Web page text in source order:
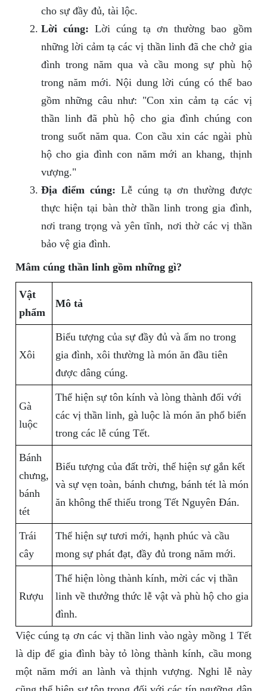
cho sự đầy đủ, tài lộc.
Lời cúng: Lời cúng tạ ơn thường bao gồm
những lời cảm tạ các vị thần linh đã che chở gia
đình trong năm qua và cầu mong sự phù hộ
trong năm mới. Nội dung lời cúng có thể bao
gồm những câu như: "Con xin cảm tạ các vị
thần linh đã phù hộ cho gia đình chúng con
trong suốt năm qua. Con cầu xin các ngài phù
hộ cho gia đình con năm mới an khang, thịnh
vượng."
Địa điểm cúng: Lễ cúng tạ ơn thường được
thực hiện tại bàn thờ thần linh trong gia đình,
nơi trang trọng và yên tĩnh, nơi thờ các vị thần
bảo vệ gia đình.
Mâm cúng thần linh gồm những gì?
Vật
phẩm
Mô tả
Xôi
Biểu tượng của sự đầy đủ và ấm no trong
gia đình, xôi thường là món ăn đầu tiên
được dâng cúng.
Gà
luộc
Thể hiện sự tôn kính và lòng thành đối với
các vị thần linh, gà luộc là món ăn phổ biến
trong các lễ cúng Tết.
Bánh
chưng,
bánh
tét
Biểu tượng của đất trời, thể hiện sự gắn kết
và sự vẹn toàn, bánh chưng, bánh tét là món
ăn không thể thiếu trong Tết Nguyên Đán.
Trái
cây
Thể hiện sự tươi mới, hạnh phúc và cầu
mong sự phát đạt, đầy đủ trong năm mới.
Rượu
Thể hiện lòng thành kính, mời các vị thần
linh về thưởng thức lễ vật và phù hộ cho gia
đình.
Việc cúng tạ ơn các vị thần linh vào ngày mồng 1 Tết
là dịp để gia đình bày tỏ lòng thành kính, cầu mong
một năm mới an lành và thịnh vượng. Nghi lễ này